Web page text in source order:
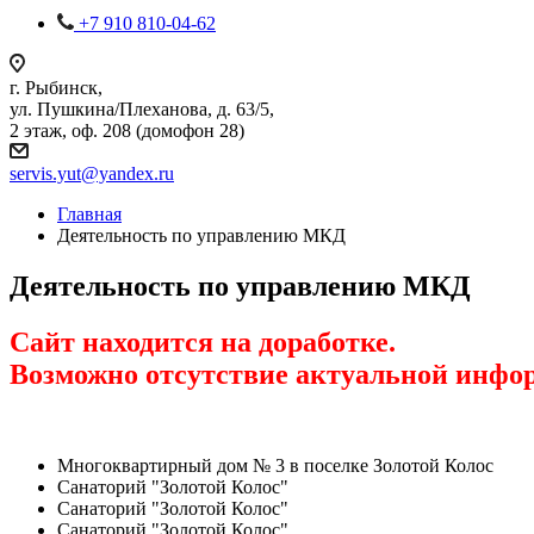
+7 910 810-04-62
г. Рыбинск,
ул. Пушкина/Плеханова, д. 63/5,
2 этаж, оф. 208 (домофон 28)
servis.yut@yandex.ru
Главная
Деятельность по управлению МКД
Деятельность по управлению МКД
Сайт находится на доработке.
Возможно отсутствие актуальной
Многоквартирный дом № 3 в поселке Золотой Колос
Санаторий "Золотой Колос"
Санаторий "Золотой Колос"
Санаторий "Золотой Колос"